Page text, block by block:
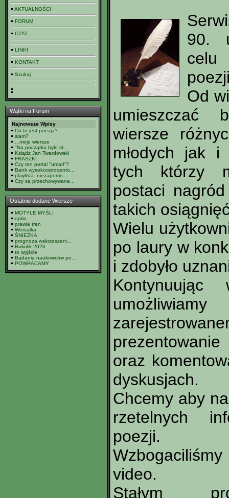
AKTUALNOŚCI
FORUM
CZAT
LINKI
KONTAKT
Szukaj
Wątki na Forum
Najnowsze Wpisy
Co to jest poezja?
slam?
...moje wiersze
"Na początku było sł...
Ksiądz Jan Twardowski
FRASZKI
Czy ten portal "umarł"?
Bank wysokooprocento...
playlista- niezapomn...
Czy są przechowywane...
Ostatnio dodane Wiersze
MOTYLE MYŚLI
optio
prawie tren
Wersalka
ŚNIEŻKA
prognoza wskrzeszeni...
Bukolik 2026
to wyjście
Badania naukowców po...
POWRACAMY
90.
celu
Od
umieszczać
wiersze
młodych jak i
tych którzy
postaci
takich
Wielu
po laury w
i zdobyło
Kontynuując
oraz
dyskusjach.
Chcemy aby
rzetelnych
poezji.
video.
Stałym